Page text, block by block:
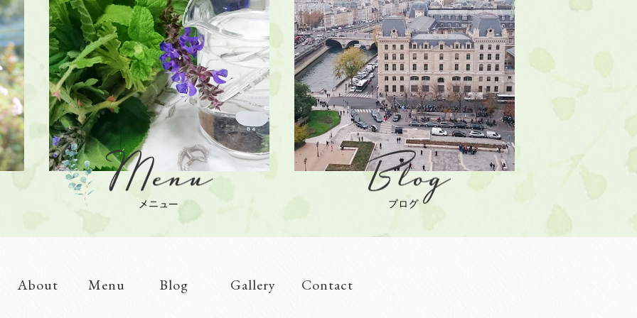
About Menu Blog Gallery Contact